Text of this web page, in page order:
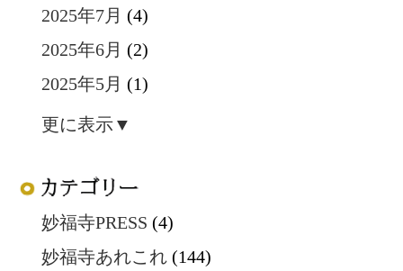
2025年7月 (4)
2025年6月 (2)
2025年5月 (1)
更に表示▼
妙福寺PRESS (4)
妙福寺あれこれ (144)